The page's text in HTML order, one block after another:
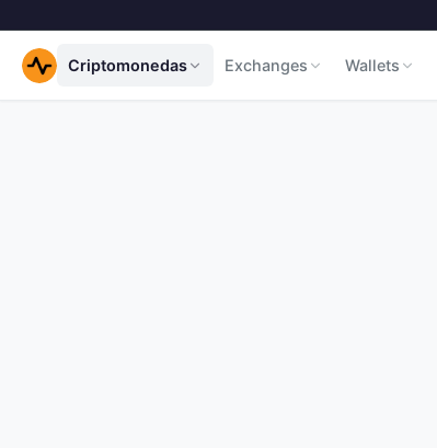
Criptomonedas Exchanges Wallets